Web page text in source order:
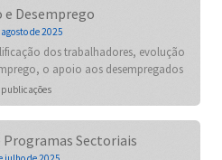
e Desemprego
de 2025
dos trabalhadores, evolução
o apoio aos desempregados
Sectoriais